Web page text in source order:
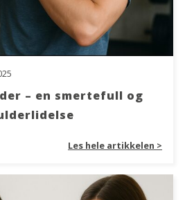
– en smertefull og
Les hele artikkelen >